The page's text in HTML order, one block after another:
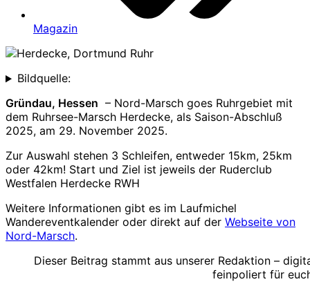
Magazin
Bildquelle:
Gründau, Hessen – Nord-Marsch goes Ruhrgebiet mit
dem Ruhrsee-Marsch Herdecke, als Saison-Abschluß
2025, am 29. November 2025.
Zur Auswahl stehen 3 Schleifen, entweder 15km, 25km
oder 42km! Start und Ziel ist jeweils der Ruderclub
Westfalen Herdecke RWH
Weitere Informationen gibt es im Laufmichel
Wandereventkalender oder direkt auf der Webseite von
Nord-Marsch.
Dieser Beitrag stammt aus unserer Redaktion –
feinpoliert für